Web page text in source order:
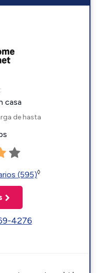
casa
de hasta
(595)◊
4276